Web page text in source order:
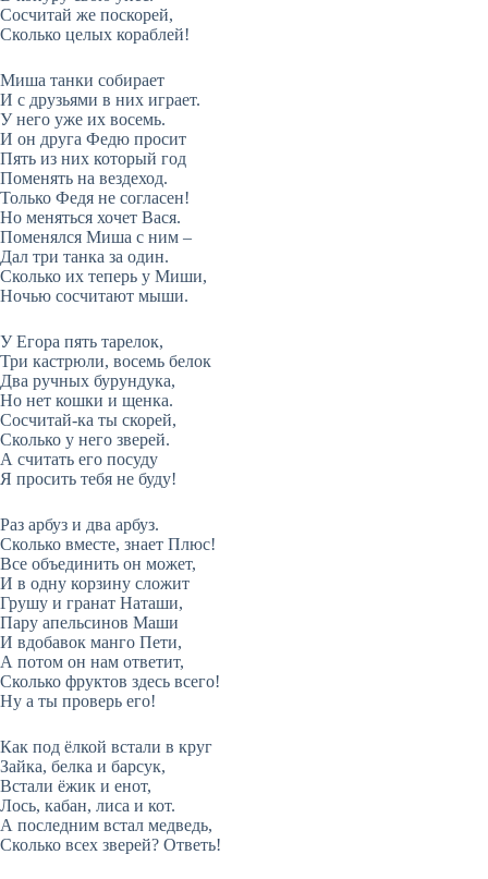
Сосчитай же поскорей,
Сколько целых кораблей!
Миша танки собирает
И с друзьями в них играет.
У него уже их восемь.
И он друга Федю просит
Пять из них который год
Поменять на вездеход.
Только Федя не согласен!
Но меняться хочет Вася.
Поменялся Миша с ним –
Дал три танка за один.
Сколько их теперь у Миши,
Ночью сосчитают мыши.
У Егора пять тарелок,
Три кастрюли, восемь белок
Два ручных бурундука,
Но нет кошки и щенка.
Сосчитай-ка ты скорей,
Сколько у него зверей.
А считать его посуду
Я просить тебя не буду!
Раз арбуз и два арбуз.
Сколько вместе, знает Плюс!
Все объединить он может,
И в одну корзину сложит
Грушу и гранат Наташи,
Пару апельсинов Маши
И вдобавок манго Пети,
А потом он нам ответит,
Сколько фруктов здесь всего!
Ну а ты проверь его!
Как под ёлкой встали в круг
Зайка, белка и барсук,
Встали ёжик и енот,
Лось, кабан, лиса и кот.
А последним встал медведь,
Сколько всех зверей? Ответь!